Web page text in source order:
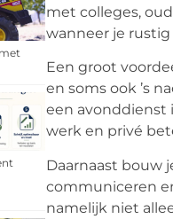
met colleges,
wanneer je
Een groot
en soms ook ’s
een avonddienst
werk en privé
Daarnaast bouw
communiceren
namelijk niet